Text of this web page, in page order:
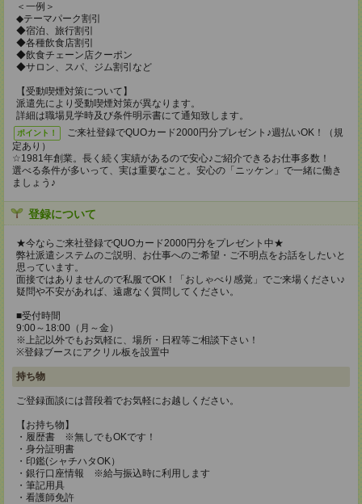
＜一例＞
◆テーマパーク割引
◆宿泊、旅行割引
◆各種飲食店割引
◆飲食チェーン店クーポン
◆サロン、スパ、ジム割引など
【受動喫煙対策について】
派遣先により受動喫煙対策が異なります。
詳細は職場見学時及び条件明示書にて通知致します。
ポイント！
ご来社登録でQUOカード2000円分プレゼント♪週払いOK！（規
定あり）
☆1981年創業。長く続く実績があるので安心♪ご紹介できるお仕事多数！
選べる条件が多いって、実は重要なこと。安心の「ニッケン」で一緒に働き
ましょう♪
登録について
★今ならご来社登録でQUOカード2000円分をプレゼント中★
弊社派遣システムのご説明、お仕事へのご希望・ご不明点をお話をしたいと
思っています。
面接ではありませんので私服でOK！「おしゃべり感覚」でご来場ください♪
疑問や不安があれば、遠慮なく質問してください。
■受付時間
9:00～18:00（月～金）
※上記以外でもお気軽に、場所・日程等ご相談下さい！
※登録ブースにアクリル板を設置中
持ち物
ご登録面談には普段着でお気軽にお越しください。
【お持ち物】
・履歴書 ※無しでもOKです！
・身分証明書
・印鑑(シャチハタOK）
・銀行口座情報 ※給与振込時に利用します
・筆記用具
・看護師免許